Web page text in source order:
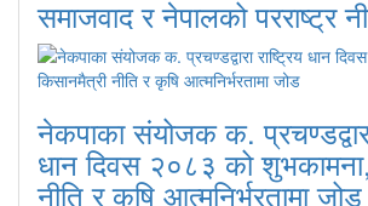
समाजवाद र नेपालको परराष्ट्र
नेकपाका संयोजक क.
धान दिवस २०८३ को
नीति र कृषि आत्मनिर्भरतामा जोड